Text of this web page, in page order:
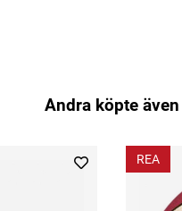
Andra köpte även
REA